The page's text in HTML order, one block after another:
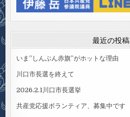
最近の投稿
いま”しんぶん赤旗”がホットな理由
川口市長選を終えて
2026.2.1川口市長選挙
共産党応援ボランティア、募集中です